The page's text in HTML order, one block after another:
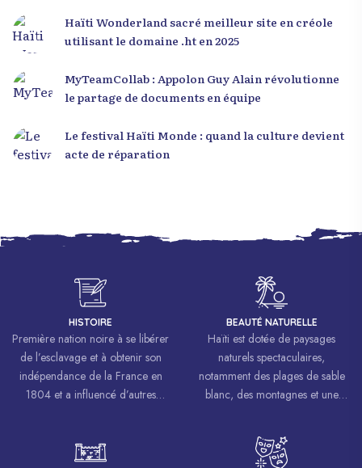
Haïti Wonderland sacré meilleur site en créole
utilisant le domaine .ht en 2025
MyTeamCollab : Appolon Guy Alain révolutionne
le partage de documents en équipe
Le festival Haïti Monde : quand la culture devient
acte de réparation
HISTOIRE
Première nation noire à se libérer
de l’esclavage et à obtenir son
indépendance de la France en
1804 et a influencé d’autres
luttes pour la liberté et l’égalité.
BEAUTÉ NATURELLE
Haïti est dotée de paysages
naturels spectaculaires,
notamment des plages de sable
blanc, des montagnes et une